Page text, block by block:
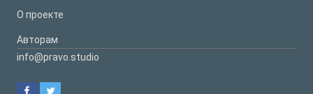
О проекте
Авторам
info@pravo.studio